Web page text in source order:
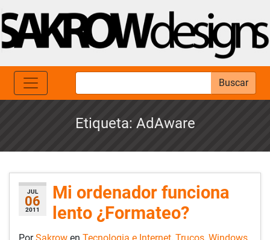
Buscar
Etiqueta: AdAware
JUL
06
2011
Mi ordenador funciona
lento ¿Formateo?
PorSakrow en Tecnologia e Internet, Trucos, Windows